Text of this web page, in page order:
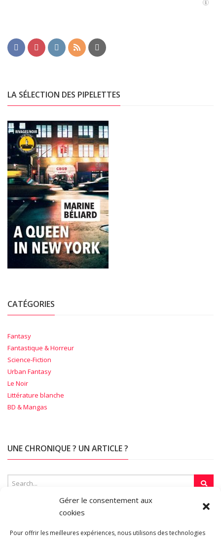
Gérer le consentement aux
cookies
Pour offrir les meilleures expériences, nous utilisons des technologies
LA SÉLECTION DES PIPELETTES
CATÉGORIES
Fantasy
Fantastique & Horreur
Science-Fiction
Urban Fantasy
Le Noir
Littérature blanche
BD & Mangas
UNE CHRONIQUE ? UN ARTICLE ?
SUR LA TOILE…